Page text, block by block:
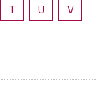
T U
V